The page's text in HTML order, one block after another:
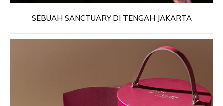
SEBUAH SANCTUARY DI TENGAH JAKARTA